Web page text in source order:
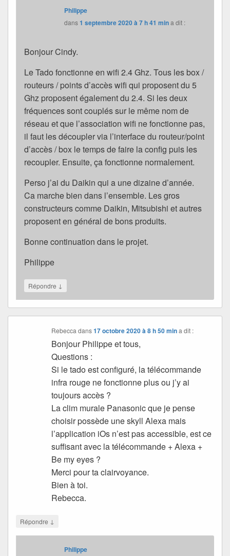
Philippe
dans1 septembre 2020 à 7 h 41 mina dit :
Bonjour Cindy.
Le Tado fonctionne en wifi 2.4 Ghz. Tous les box /
routeurs / points d’accès wifi qui proposent du 5
Ghz proposent également du 2.4. Si les deux
fréquences sont couplés sur le même nom de
réseau et que l’association wifi ne fonctionne pas,
il faut les découpler via l’interface du routeur/point
d’accès / box le temps de faire la config puis les
recoupler. Ensuite, ça fonctionne normalement.
Perso j’ai du Daikin qui a une dizaine d’année.
Ca marche bien dans l’ensemble. Les gros
constructeurs comme Daikin, Mitsubishi et autres
proposent en général de bons produits.
Bonne continuation dans le projet.
Philippe
Répondre ↓
Rebecca dans17 octobre 2020 à 8 h 50 min a dit :
Bonjour Philippe et tous,
Questions :
Si le tado est configuré, la télécommande
infra rouge ne fonctionne plus ou j’y ai
toujours accès ?
La clim murale Panasonic que je pense
choisir possède une skyll Alexa mais
l’application iOs n’est pas accessible, est ce
suffisant avec la télécommande + Alexa +
Be my eyes ?
Merci pour ta clairvoyance.
Bien à toi.
Rebecca.
Répondre ↓
Philippe